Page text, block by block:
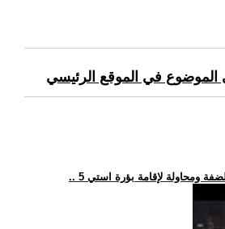
الموضوع في الموقع الرئيسي
ومحاولة لإقامة بؤرة استي